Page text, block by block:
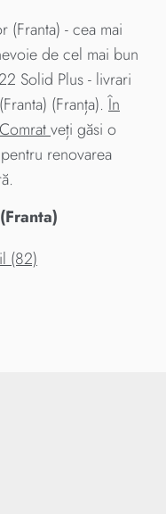
(Franta) - cea mai
de cel mai bun
Solid Plus - livrari
(Franța).În
veți găsi o
renovarea
(82)